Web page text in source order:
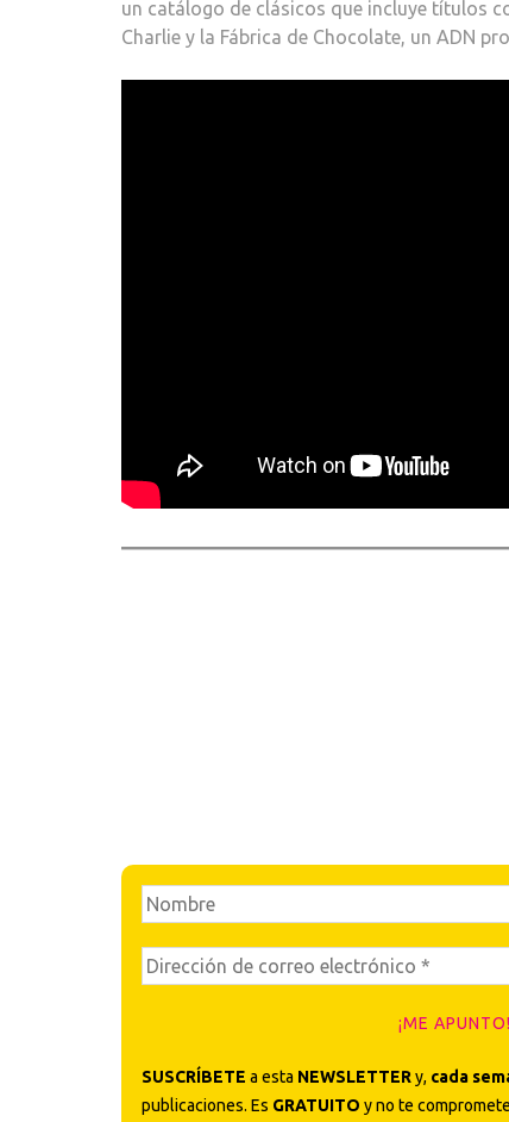
un catálogo de clásicos que incluye títulos
Charlie y la Fábrica de Chocolate, un ADN
SUSCRÍBETE a esta NEWSLETTER y, cada
publicaciones. Es GRATUITO y no te